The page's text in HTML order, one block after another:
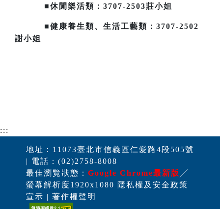
■休閒樂活類：3707-2503莊小姐
■健康養生類、生活工藝類：3707-2502
謝小姐
:::
地址：11073臺北市信義區仁愛路4段505號
| 電話：(02)2758-8008
最佳瀏覽狀態： Google Chrome最新版 ╱
螢幕解析度1920x1080 隱私權及安全政策
宣示 | 著作權聲明